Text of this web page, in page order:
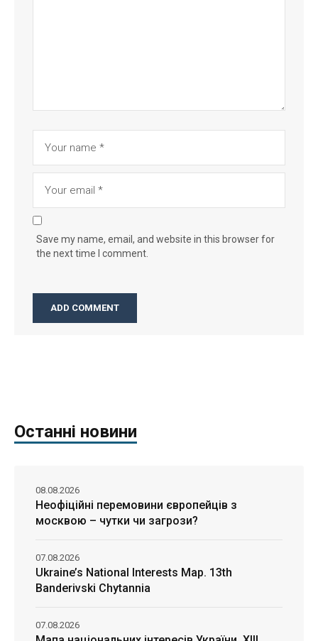
Save my name, email, and website in this browser for
the next time I comment.
Останні новини
Неофіційні перемовини європейців з
москвою – чутки чи загрози?
08.08.2026
Ukraine’s National Interests Map. 13th
Banderivski Chytannia
07.08.2026
07.08.2026